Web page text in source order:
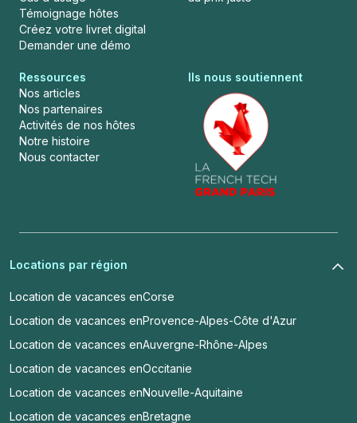
Témoignage hôtes
Créez votre livret digital
Demander une démo
Ressources
Nos articles
Nos partenaires
Activités de nos hôtes
Notre histoire
Nous contacter
Ils nous soutiennent
Locations par région
Location de vacances enCorse
Location de vacances enProvence-Alpes-Côte d'Azur
Location de vacances enAuvergne-Rhône-Alpes
Location de vacances enOccitanie
Location de vacances enNouvelle-Aquitaine
Location de vacances enBretagne